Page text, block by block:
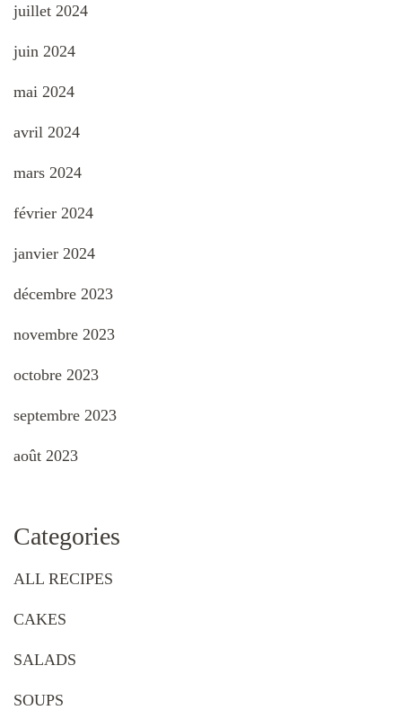
juillet 2024
juin 2024
mai 2024
avril 2024
mars 2024
février 2024
janvier 2024
décembre 2023
novembre 2023
octobre 2023
septembre 2023
août 2023
Categories
ALL RECIPES
CAKES
SALADS
SOUPS